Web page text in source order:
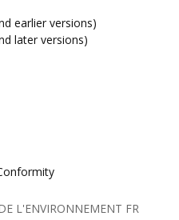
earlier versions)
later versions)
L'ENVIRONNEMENT FR